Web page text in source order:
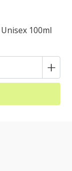
100ml
+